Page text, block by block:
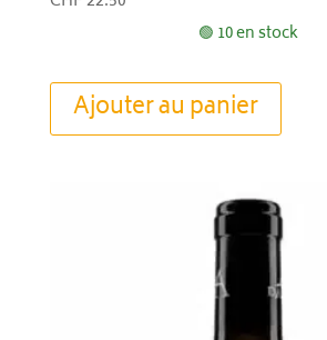
🟢 10 en stock
Ajouter au panier